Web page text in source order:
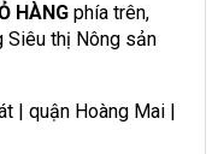
HÀNG phía trên,
Siêu thị Nông sản
| quận Hoàng Mai |